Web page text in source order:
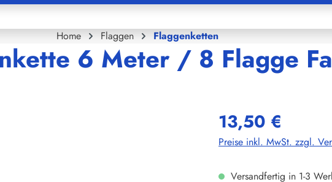
Home Flaggen Flaggenketten
6 Meter / 8 Flagge
13,50 €
Preise inkl. MwSt. zzgl.
Versandfertig in 1-3